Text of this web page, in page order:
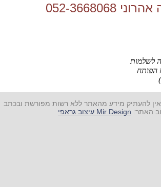
052-3668068
לשלמות
הפותח
אין להעתיק מידע מהאתר ללא רשות מפורשת ובכתב
האתר: Mir Design עיצוב גראפי